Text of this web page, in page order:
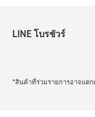
LINE โบรชัวร์
*สินค้าที่ร่วมรายการอาจแต